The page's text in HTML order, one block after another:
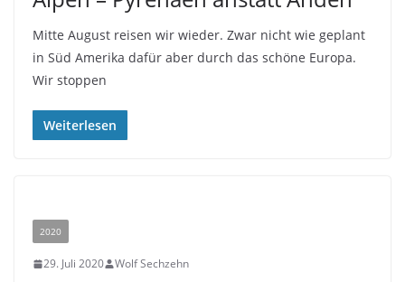
Mitte August reisen wir wieder. Zwar nicht wie geplant
in Süd Amerika dafür aber durch das schöne Europa.
Wir stoppen
Weiterlesen
2020
29. Juli 2020 Wolf Sechzehn